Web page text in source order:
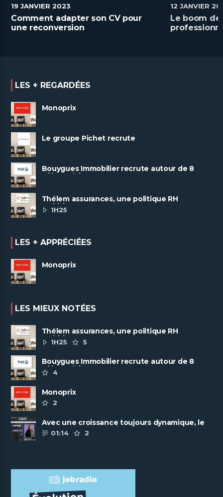
19 JANVIER 2023
Comment adapter son CV pour
une reconversion
12 JANVIER
Le boom
LES + REGARDÉES
Monoprix
Le groupe Pichet recrute
Bouygues Immobilier recrute autour de 8
pôles métiers
Thélem assurances, une politique RH
ambitieuse
1H25
LES + APPRÉCIÉES
Monoprix
LES MIEUX NOTÉES
Thélem assurances, une politique RH
ambitieuse
1H25 5
Bouygues Immobilier recrute autour de 8
pôles métiers
4
Monoprix
2
Avec une croissance toujours dynamique, le
groupe Scalian continue de ......
01:14 2